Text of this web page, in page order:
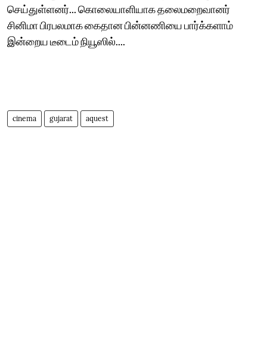
செய்துள்ளனர்... கொலையாளியாக தலைமறைவானர்
சினிமா பிரபலமாக கைதான பின்னணியை பார்க்களாம்
இன்றைய டீடைம் நியூஸில்....
cinema gujarat aquest